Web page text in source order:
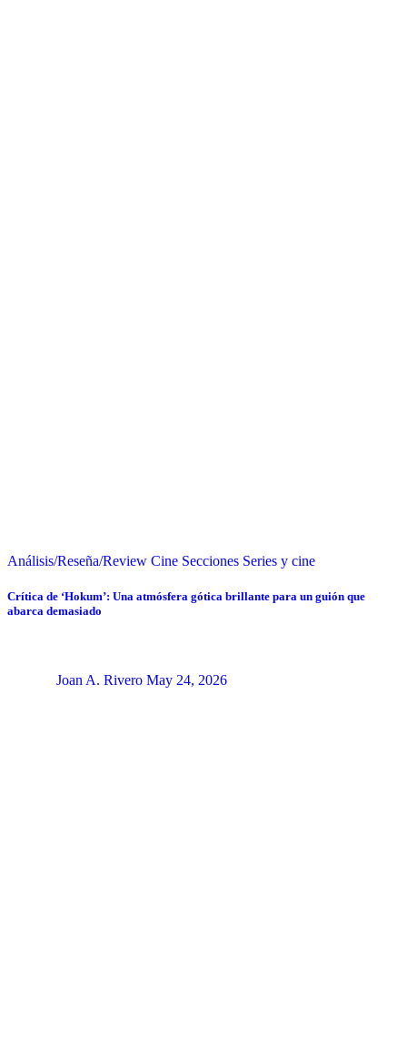
Análisis/Reseña/Review Cine Secciones Series y cine
Crítica de ‘Hokum’: Una atmósfera gótica brillante para un guión que
abarca demasiado
Joan A. Rivero May 24, 2026